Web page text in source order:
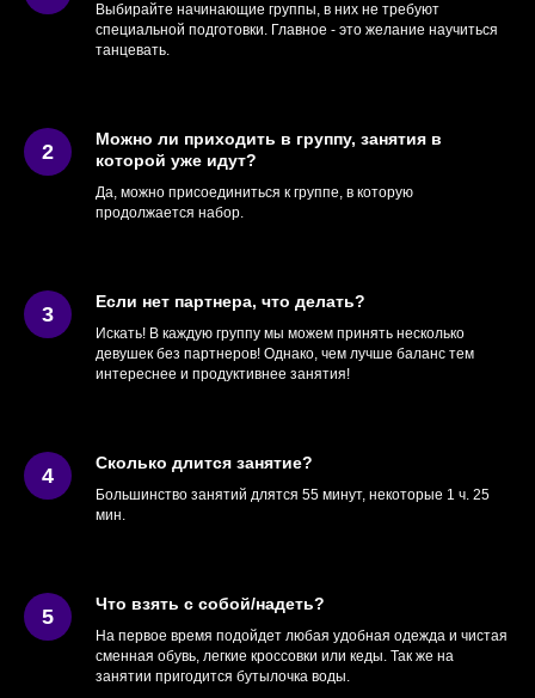
Выбирайте начинающие группы, в них не требуют
специальной подготовки. Главное - это желание научиться
танцевать.
Можно ли приходить в группу, занятия в
которой уже идут?
Да, можно присоединиться к группе, в которую
продолжается набор.
Если нет партнера, что делать?
Искать! В каждую группу мы можем принять несколько
девушек без партнеров! Однако, чем лучше баланс тем
интереснее и продуктивнее занятия!
Сколько длится занятие?
Большинство занятий длятся 55 минут, некоторые 1 ч. 25
мин.
Что взять с собой/надеть?
На первое время подойдет любая удобная одежда и чистая
сменная обувь, легкие кроссовки или кеды. Так же на
занятии пригодится бутылочка воды.